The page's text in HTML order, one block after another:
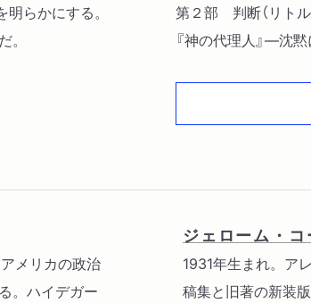
らかにする。
第２部 判断（リト
『神の代理人』―沈
身からでたさび 一
メリカの政治
。ハイデガー
ジェローム・コ
1931年生まれ。ア
稿集と旧著の新装